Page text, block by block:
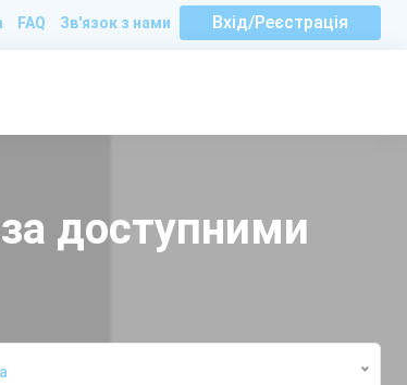
FAQ Зв'язок з нами Вхід/Реєстрація
доступними